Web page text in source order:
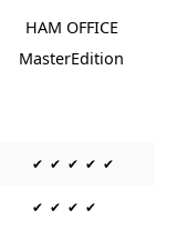
HAM OFFICE
MasterEdition
✔ ✔ ✔ ✔ ✔
✔ ✔ ✔ ✔